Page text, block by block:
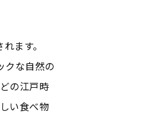
ます。
クな自然の
の江戸時
い食べ物